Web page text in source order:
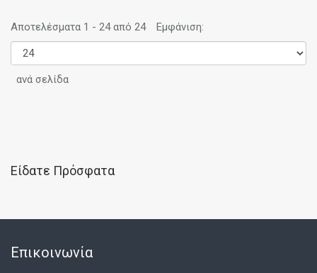
Αποτελέσματα 1 - 24 από 24 Εμφάνιση:
ανά σελίδα
Είδατε Πρόσφατα
Επικοινωνία